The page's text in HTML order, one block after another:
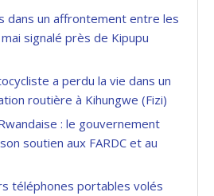
dans un affrontement entre les
signalé près de Kipupu
a perdu la vie dans un
routière à Kihungwe (Fizi)
: le gouvernement
soutien aux FARDC et au
téléphones portables volés